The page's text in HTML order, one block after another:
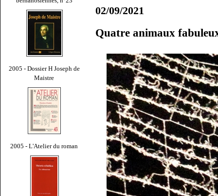
2005 - Dossier H Joseph de
Maistre
2005 - L'Atelier du roman
02/09/2021
Quatre animaux